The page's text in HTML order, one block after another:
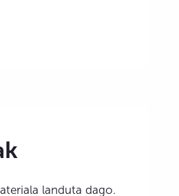
landuta dago.